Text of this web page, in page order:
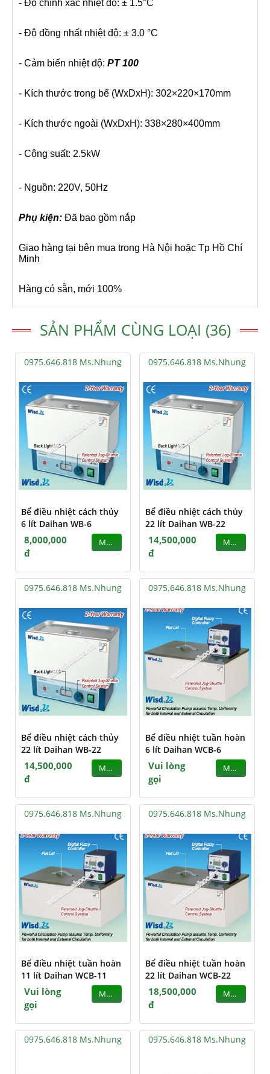
- Độ chính xác nhiệt độ: ± 1.5°C
- Độ đồng nhất nhiệt độ: ± 3.0 °C
- Cảm biến nhiệt độ: PT 100
- Kích thước trong bể (WxDxH): 302×220×170mm
- Kích thước ngoài (WxDxH): 338×280×400mm
- Công suất: 2.5kW
- Nguồn: 220V, 50Hz
Phụ kiện: Đã bao gồm nắp
Giao hàng tại bên mua trong Hà Nội hoặc Tp Hồ Chí
Minh
Hàng có sẵn, mới 100%
SẢN PHẨM CÙNG LOẠI (36)
0975.646.818 Ms.Nhung
Bể điều nhiệt cách thủy
6 lít Daihan WB-6
8,000,000
đ
MUA
0975.646.818 Ms.Nhung
Bể điều nhiệt cách thủy
22 lít Daihan WB-22
14,500,000
đ
MUA
0975.646.818 Ms.Nhung
Bể điều nhiệt cách thủy
22 lít Daihan WB-22
14,500,000
đ
MUA
0975.646.818 Ms.Nhung
Bể điều nhiệt tuần hoàn
6 lít Daihan WCB-6
Vui lòng
gọi
MUA
0975.646.818 Ms.Nhung
Bể điều nhiệt tuần hoàn
11 lít Daihan WCB-11
Vui lòng
gọi
MUA
0975.646.818 Ms.Nhung
Bể điều nhiệt tuần hoàn
22 lít Daihan WCB-22
18,500,000
đ
MUA
0975.646.818 Ms.Nhung 0975.646.818 Ms.Nhung